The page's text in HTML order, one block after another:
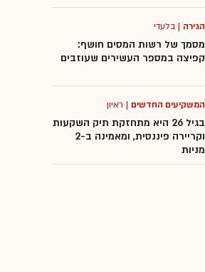
הגירה |בלעדי
מסמך של רשות המסים חושף:
קפיצה במספר העשירים שעוזבים
המשקיעים החדשים | ראיון
בגיל 26 היא מתחזקת תיק השקעות
וקריירה פיננסית, ומאמינה ב-2
מניות